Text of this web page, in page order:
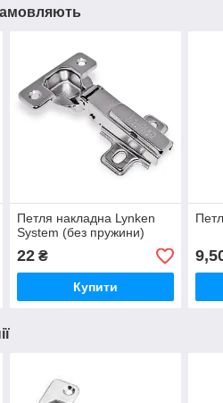
Петля накладна Lynken
System (без пружини)
22₴
Купити